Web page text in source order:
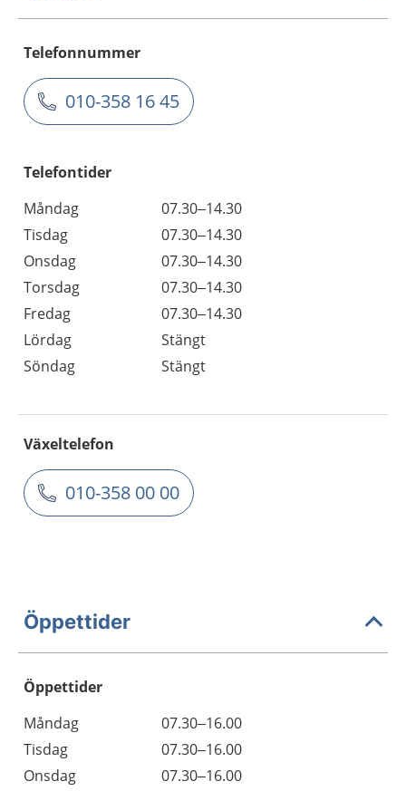
Telefonnummer
010-358 16 45
Telefontider
Måndag
07.30–14.30
Tisdag
07.30–14.30
Onsdag
07.30–14.30
Torsdag
07.30–14.30
Fredag
07.30–14.30
Lördag
Stängt
Söndag
Stängt
Växeltelefon
010-358 00 00
Öppettider
Öppettider
Dag
Öppettider
Kommentarer
Måndag
07.30–16.00
Tisdag
07.30–16.00
Onsdag
07.30–16.00